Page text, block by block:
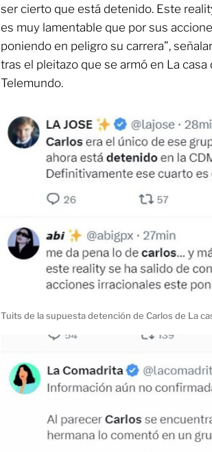
ser cierto que está detenido. Este
es muy lamentable que por sus
poniendo en peligro su carrera”,
tras el pleitazo que se armó en La
Telemundo.
Tuits de la supuesta detención de Carlos de La